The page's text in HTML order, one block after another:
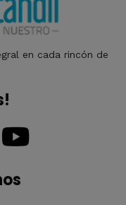
en cada rincón de